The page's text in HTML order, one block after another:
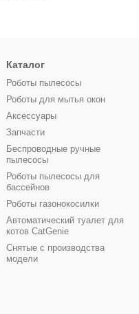
Каталог
Роботы пылесосы
Роботы для мытья окон
Аксессуары
Запчасти
Беспроводные ручные
пылесосы
Роботы пылесосы для
бассейнов
Роботы газонокосилки
Автоматический туалет для
котов CatGenie
Снятые с производства
модели